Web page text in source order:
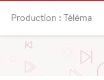
Production : Téléma